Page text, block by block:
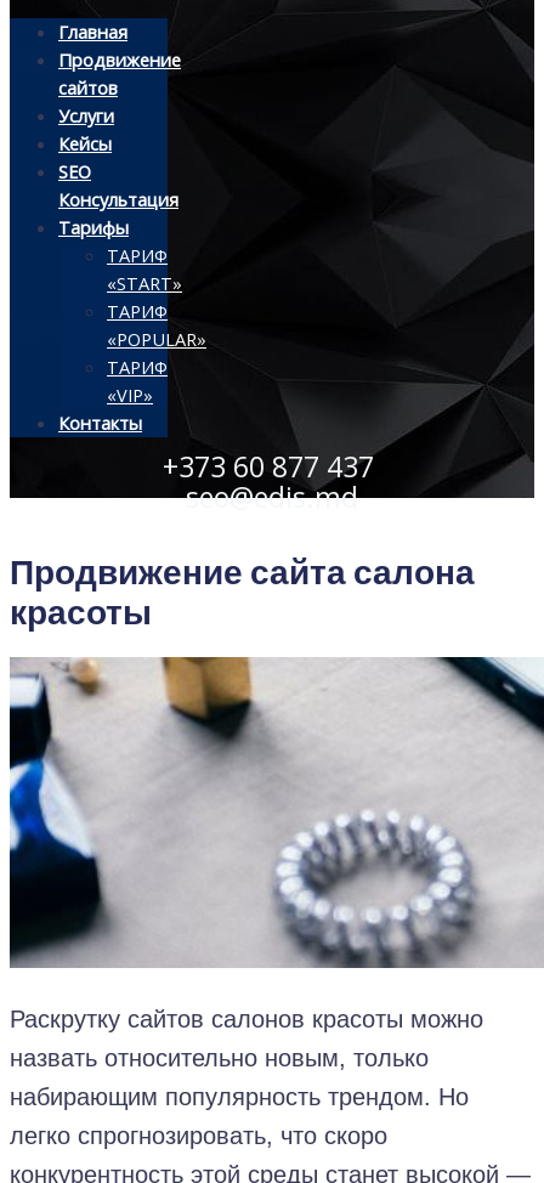
Главная
Продвижение
сайтов
Услуги
Кейсы
SEO
Консультация
Тарифы
ТАРИФ
«START»
ТАРИФ
«POPULAR»
ТАРИФ
«VIP»
Контакты
+373 60 877 437
seo@edis.md
Продвижение сайта салона
красоты
Раскрутку сайтов салонов красоты можно
назвать относительно новым, только
набирающим популярность трендом. Но
легко спрогнозировать, что скоро
конкурентность этой среды станет высокой —